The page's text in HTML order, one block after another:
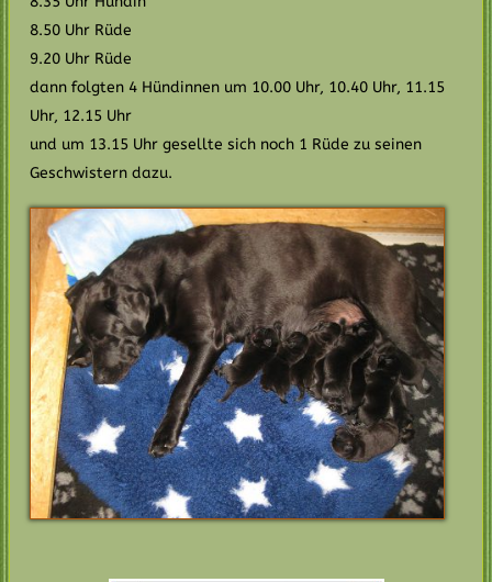
8.50 Uhr Rüde
9.20 Uhr Rüde
dann folgten 4 Hündinnen um 10.00 Uhr, 10.40 Uhr, 11.15
Uhr, 12.15 Uhr
und um 13.15 Uhr gesellte sich noch 1 Rüde zu seinen
Geschwistern dazu.